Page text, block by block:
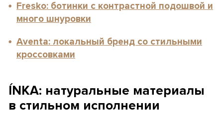
Fresko: ботинки с контрастной подошвой и
много шнуровки
Aventa: локальный бренд со стильными
кроссовками
ÍNKA: натуральные материалы
в стильном исполнении